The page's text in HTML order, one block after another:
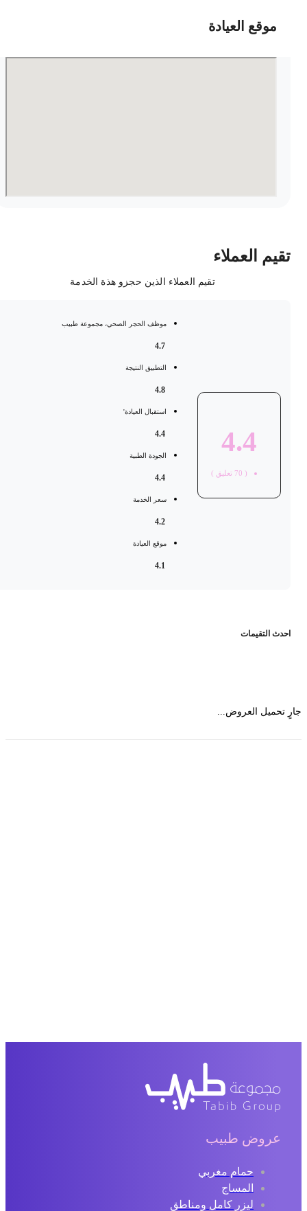
موقع العيادة
العملاء
تقيم العملاء الذين حجزو هذة الخدمة
4.4
70 تعليق )
موظف الحجر الصحي، مجموعة طبيب
التطبيق النتيجة
استقبال العيادة'
الجودة الطبية
سعر الخدمة
موقع العيادة
التقيمات
تحميل العروض...
عروض طبيب
حمام مغربي
المساج
ليزر كامل ومناطق